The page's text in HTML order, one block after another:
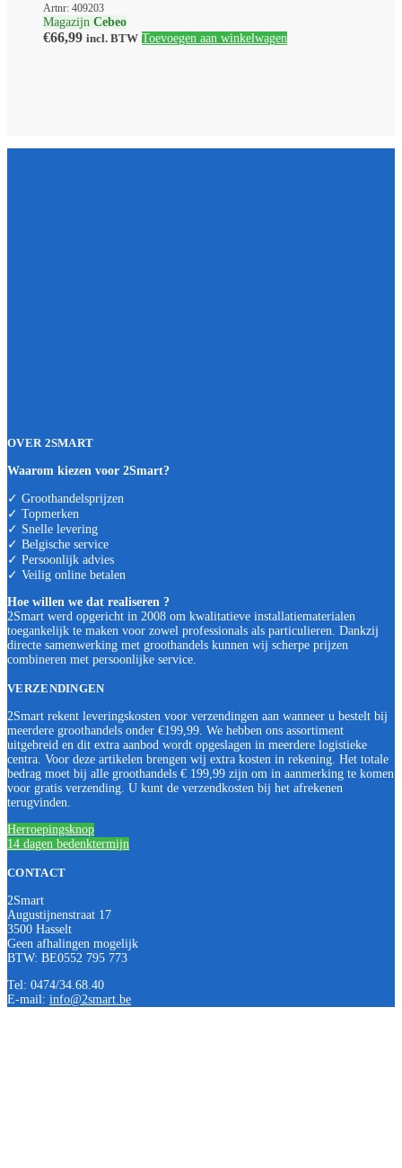
Artnr: 409203
Magazijn Cebeo
€66,99 incl. BTW Toevoegen aan winkelwagen
OVER 2SMART
Waarom kiezen voor 2Smart?
✓ Groothandelsprijzen
✓ Topmerken
✓ Snelle levering
✓ Belgische service
✓ Persoonlijk advies
✓ Veilig online betalen
Hoe willen we dat realiseren ?
2Smart werd opgericht in 2008 om kwalitatieve installatiematerialen
toegankelijk te maken voor zowel professionals als particulieren. Dankzij
directe samenwerking met groothandels kunnen wij scherpe prijzen
combineren met persoonlijke service.
VERZENDINGEN
2Smart rekent leveringskosten voor verzendingen aan wanneer u bestelt bij
meerdere groothandels onder €199,99. We hebben ons assortiment
uitgebreid en dit extra aanbod wordt opgeslagen in meerdere logistieke
centra. Voor deze artikelen brengen wij extra kosten in rekening. Het totale
bedrag moet bij alle groothandels € 199,99 zijn om in aanmerking te komen
voor gratis verzending. U kunt de verzendkosten bij het afrekenen
terugvinden.
Herroepingsknop
14 dagen bedenktermijn
CONTACT
2Smart
Augustijnenstraat 17
3500 Hasselt
Geen afhalingen mogelijk
BTW: BE0552 795 773
Tel: 0474/34.68.40
E-mail: info@2smart.be